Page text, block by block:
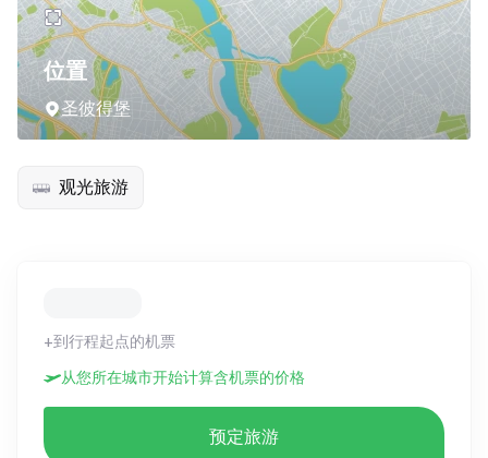
位置
圣彼得堡
观光旅游
+到行程起点的机票
从您所在城市开始计算含机票的价格
预定旅游